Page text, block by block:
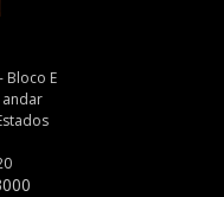
Bloco E
andar